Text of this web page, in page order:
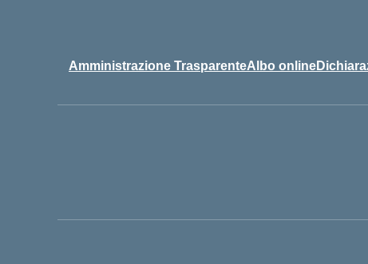
Amministrazione TrasparenteAlbo online